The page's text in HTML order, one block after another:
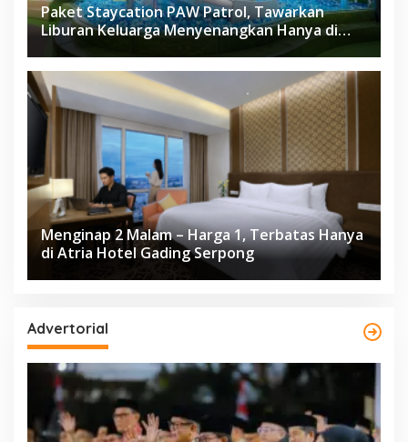
Paket Staycation PAW Patrol, Tawarkan
Liburan Keluarga Menyenangkan Hanya di
Herloom Hotel BSD
Menginap 2 Malam – Harga 1, Terbatas Hanya
di Atria Hotel Gading Serpong
Advertorial